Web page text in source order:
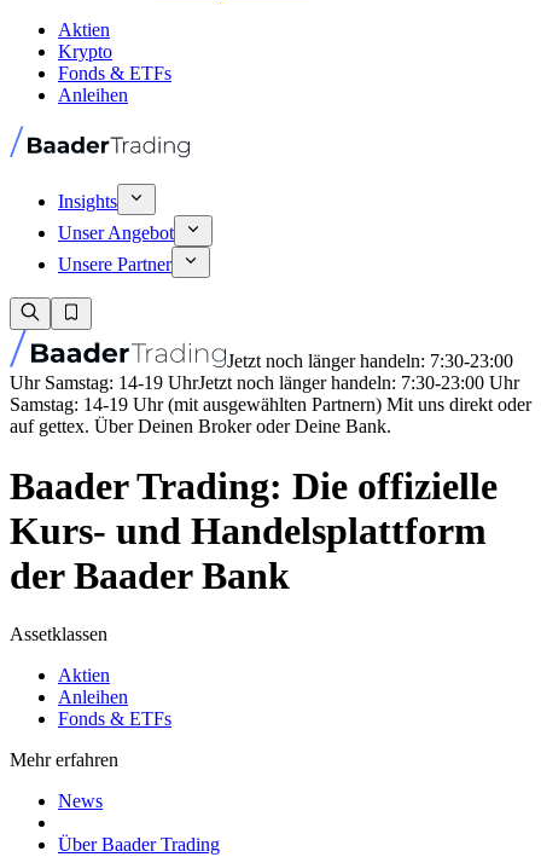
Aktien
Krypto
Fonds & ETFs
Anleihen
Insights
Unser Angebot
Unsere Partner
Jetzt noch länger handeln: 7:30-23:00
Uhr Samstag: 14-19 UhrJetzt noch länger handeln: 7:30-23:00 Uhr
Samstag: 14-19 Uhr (mit ausgewählten Partnern) Mit uns direkt oder
auf gettex. Über Deinen Broker oder Deine Bank.
Baader Trading: Die offizielle
Kurs- und Handelsplattform
der Baader Bank
Assetklassen
Aktien
Anleihen
Fonds & ETFs
Mehr erfahren
News
Über Baader Trading